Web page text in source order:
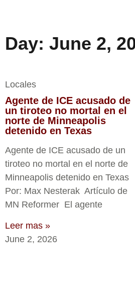
Day: June 2,
Locales
Agente de ICE acusado de
un tiroteo no mortal en el
norte de Minneapolis
detenido en Texas
Agente de ICE acusado de un
tiroteo no mortal en el norte de
Minneapolis detenido en Texas
Por: Max Nesterak Artículo de
MN Reformer El agente
Leer mas »
June 2, 2026